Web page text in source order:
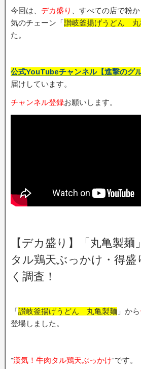
今回は、 デカ盛り
、すべての店で粉
気のチェーン「讃岐釜揚げうどん 丸
た。
公式YouTubeチャンネル【進撃のグル
届けしています。
チャンネル登録お願いします。
【デカ盛り】「丸亀製麺
タル鶏天ぶっかけ・得盛
く調査！
「讃岐釜揚げうどん 丸亀製麺 」から
登場しました。
”漢気！牛肉タル鶏天ぶっかけ”です。